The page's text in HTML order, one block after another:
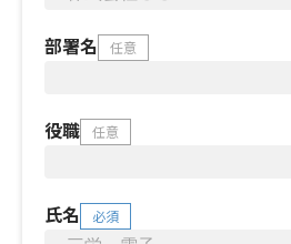
部署名 任意
役職 任意
氏名 必須